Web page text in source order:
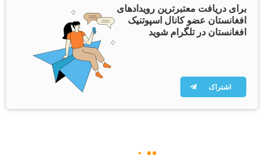
برای دریافت معتبرترین رویدادهای
افغانستان عضو کانال اسپوتنیک
افغانستان در تلگرام شوید
اشتراک